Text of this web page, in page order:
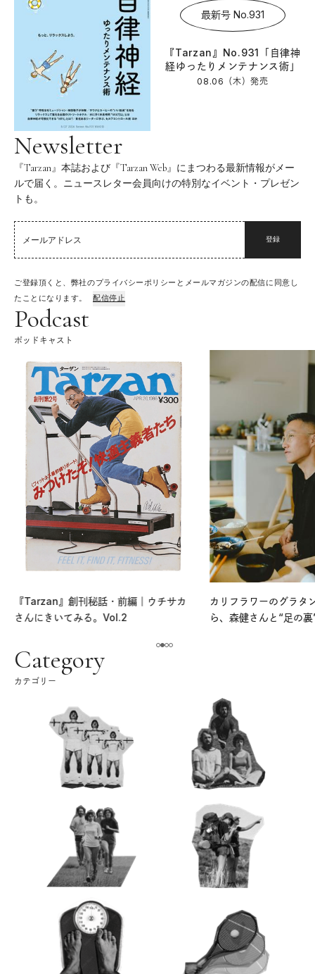
最新号 No.931
『Tarzan』No.931「自律神
経ゆったりメンテナンス術」
08.06（木）発売
Newsletter
『Tarzan』本誌および『Tarzan Web』にまつわる最新情報がメー
ルで届く。ニュースレター会員向けの特別なイベント・プレゼン
トも。
登録
ご登録頂くと、弊社のプライバシーポリシーとメールマガジンの配信に同意し
たことになります。
配信停止
Podcast
ポッドキャスト
『Tarzan』創刊秘話・前編｜ウチサカ
さんにきいてみる。Vol.2
カリフラワーのグラタ
ら、森健さんと“足の
Category
カテゴリー